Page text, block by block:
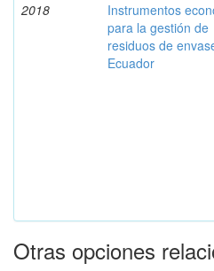
2018
Instrumentos
para la gestión de
residuos de
Ecuador
Otras opciones